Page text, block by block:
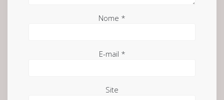
Nome *
E-mail *
Site